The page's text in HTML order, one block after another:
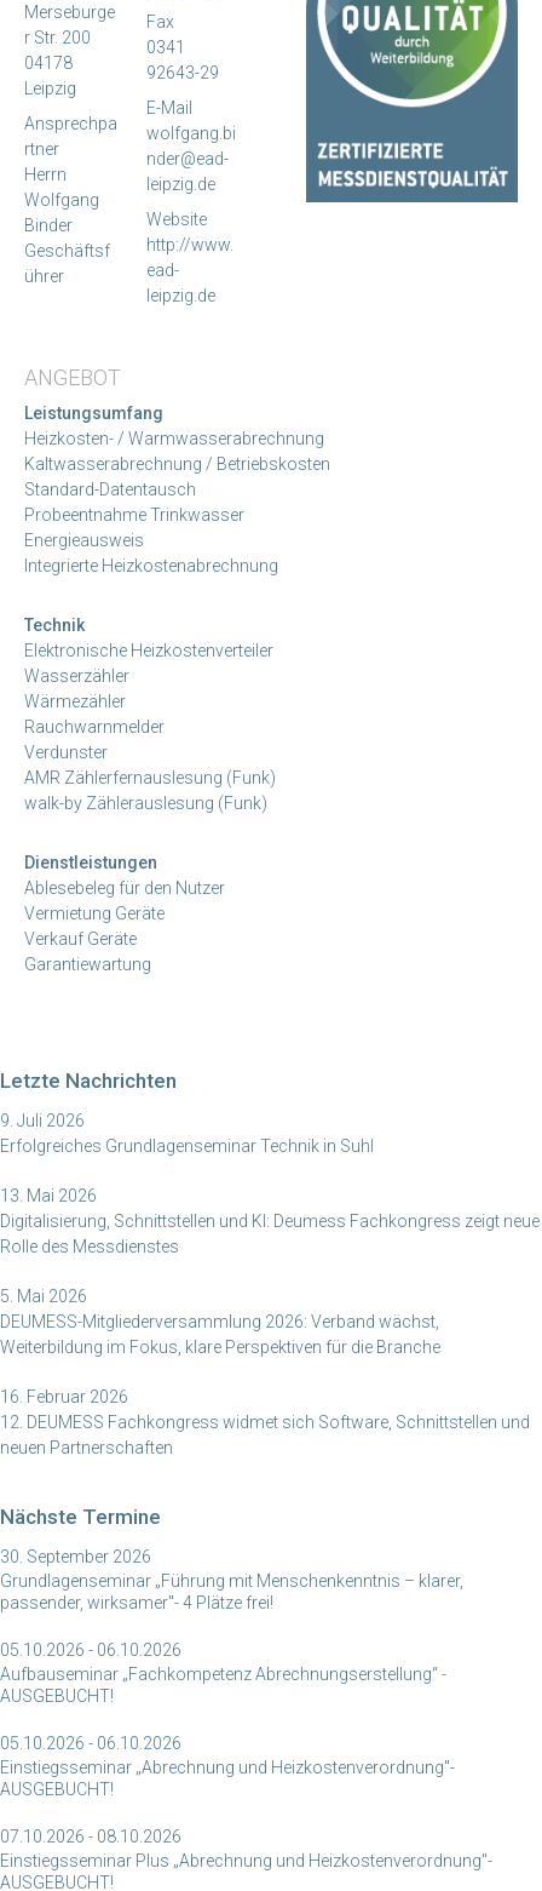
Merseburge
r Str. 200
04178
Leipzig
Ansprechpa
rtner
Herrn
Wolfgang
Binder
Geschäftsf
ührer
Fax
0341
92643-29
E-Mail
wolfgang.bi
nder@ead-
leipzig.de
Website
http://www.
ead-
leipzig.de
ANGEBOT
Leistungsumfang
Heizkosten- / Warmwasserabrechnung
Kaltwasserabrechnung / Betriebskosten
Standard-Datentausch
Probeentnahme Trinkwasser
Energieausweis
Integrierte Heizkostenabrechnung
Technik
Elektronische Heizkostenverteiler
Wasserzähler
Wärmezähler
Rauchwarnmelder
Verdunster
AMR Zählerfernauslesung (Funk)
walk-by Zählerauslesung (Funk)
Dienstleistungen
Ablesebeleg für den Nutzer
Vermietung Geräte
Verkauf Geräte
Garantiewartung
Letzte Nachrichten
9. Juli 2026
Erfolgreiches Grundlagenseminar Technik in Suhl
13. Mai 2026
Digitalisierung, Schnittstellen und KI: Deumess Fachkongress zeigt neue
Rolle des Messdienstes
5. Mai 2026
DEUMESS-Mitgliederversammlung 2026: Verband wächst,
Weiterbildung im Fokus, klare Perspektiven für die Branche
16. Februar 2026
12. DEUMESS Fachkongress widmet sich Software, Schnittstellen und
neuen Partnerschaften
Nächste Termine
30. September 2026
Grundlagenseminar „Führung mit Menschenkenntnis – klarer,
passender, wirksamer"- 4 Plätze frei!
05.10.2026 - 06.10.2026
Aufbauseminar „Fachkompetenz Abrechnungserstellung“ -
AUSGEBUCHT!
05.10.2026 - 06.10.2026
Einstiegsseminar „Abrechnung und Heizkostenverordnung"-
AUSGEBUCHT!
07.10.2026 - 08.10.2026
Einstiegsseminar Plus „Abrechnung und Heizkostenverordnung"-
AUSGEBUCHT!